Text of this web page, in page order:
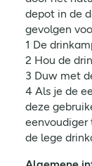
depot in de
gevolgen
1 De
2 Hou de
3 Duw met
4 Als je de
deze
eenvoudiger
de lege